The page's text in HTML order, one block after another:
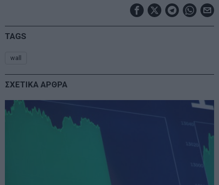
TAGS
wall
ΣΧΕΤΙΚΑ ΑΡΘΡΑ